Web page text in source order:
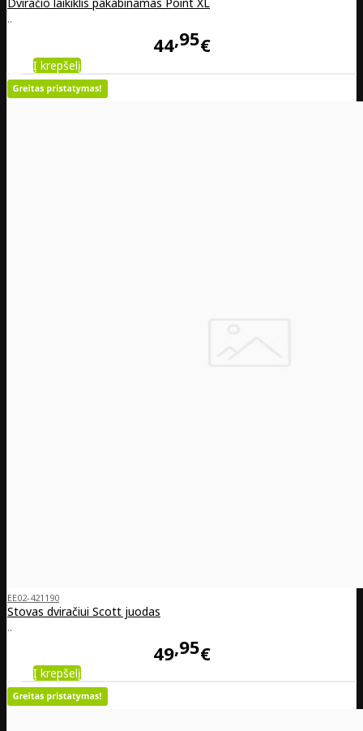
Dviračio laikiklis pakabinamas Point XL
..
44 95€
Į krepšelį
EE02-421190
Stovas dviračiui Scott juodas
..
49 95€
Į krepšelį